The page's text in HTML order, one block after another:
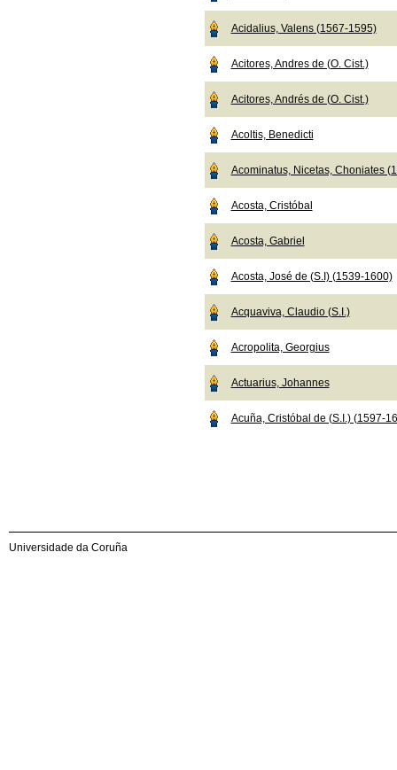
Acidalius, Valens (1567-1595)
Acitores, Andres de (O. Cist.)
Acitores, Andrés de (O. Cist.)
Acoltis, Benedicti
Acominatus, Nicetas, Choniates
Acosta, Cristóbal
Acosta, Gabriel
Acosta, José de (S.I) (1539-1600)
Acquaviva, Claudio (S.I.)
Acropolita, Georgius
Actuarius, Johannes
Acuña, Cristóbal de (S.I.) (1597-
Universidade da Coruña